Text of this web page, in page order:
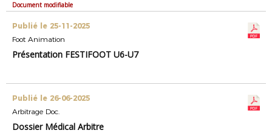
Document modifiable
Publié le 25-11-2025
Foot Animation
Présentation FESTIFOOT U6-U7
Publié le 26-06-2025
Arbitrage Doc.
Dossier Médical Arbitre